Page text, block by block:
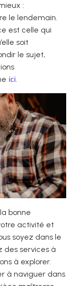
:
le lendemain.
est celle qui
soit
le sujet,
ici.
bonne
activité et
soyez dans le
des services à
à explorer.
à naviguer dans